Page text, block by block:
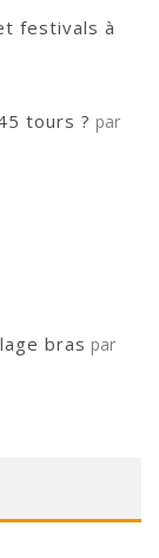
festivals à
tours ? par
bras par